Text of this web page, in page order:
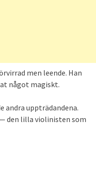
men leende. Han
något magiskt.
andra uppträdandena.
den lilla violinisten som